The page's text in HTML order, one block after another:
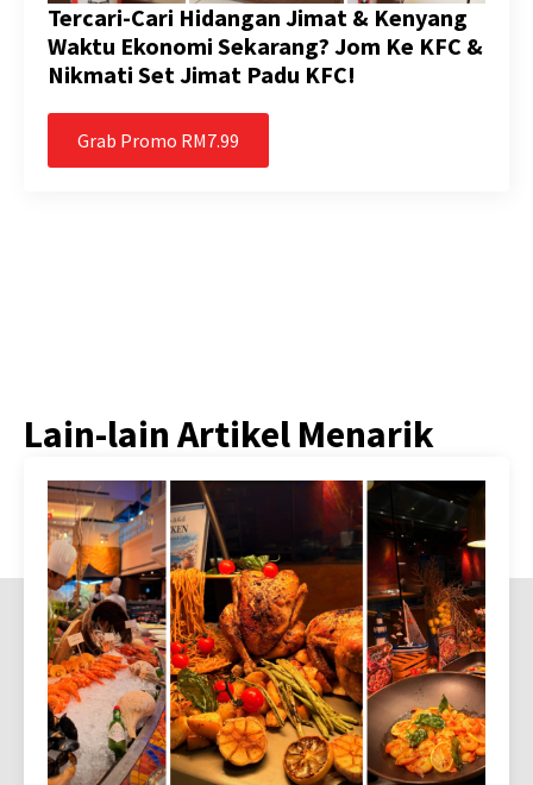
Tercari-Cari Hidangan Jimat & Kenyang
Waktu Ekonomi Sekarang? Jom Ke KFC &
Nikmati Set Jimat Padu KFC!
Grab Promo RM7.99
Lain-lain Artikel Menarik